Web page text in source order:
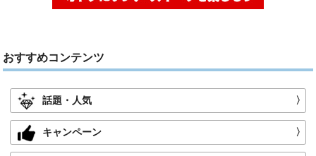
おすすめコンテンツ
話題・人気 〉
キャンペーン 〉